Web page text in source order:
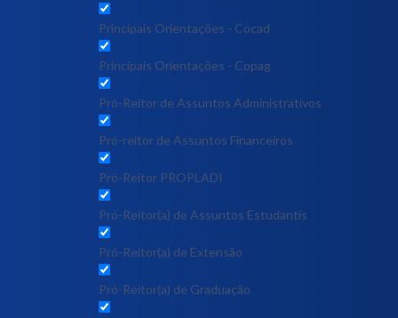
Principais Orientações - Cocad
Principais Orientações - Copag
Pró-Reitor de Assuntos Administrativos
Pró-reitor de Assuntos Financeiros
Pró-Reitor PROPLADI
Pró-Reitor(a) de Assuntos Estudantis
Pró-Reitor(a) de Extensão
Pró-Reitor(a) de Graduação